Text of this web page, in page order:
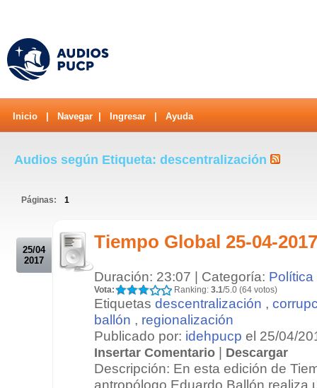
Inicio Navegar Ingresar Ayuda
Audios según Etiqueta: descentralización
Páginas: 1
25/04
2017
Tiempo Global 25-04-
Duración: 23:07 | Categoría: Política
Vota: Ranking: 3.1/5.0 (64 votos)
Etiquetas descentralización ,
ballón , regionalización
Publicado por: idehpucp el 25/04/
Insertar Comentario | Descargar
Descripción: En esta edición de
antropólogo Eduardo Ballón realiza